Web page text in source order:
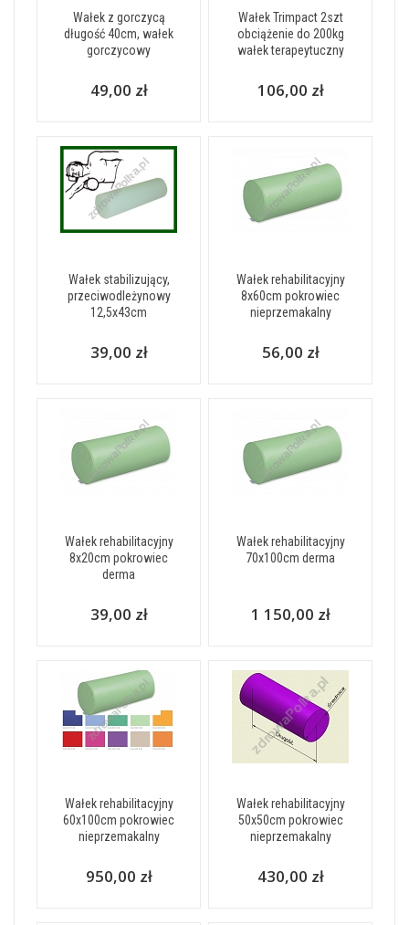
Wałek z gorczycą
długość 40cm, wałek
gorczycowy
49,00 zł
Wałek Trimpact 2szt
obciążenie do 200kg
wałek terapeytuczny
106,00 zł
Wałek stabilizujący,
przeciwodleżynowy
12,5x43cm
39,00 zł
Wałek rehabilitacyjny
8x60cm pokrowiec
nieprzemakalny
56,00 zł
Wałek rehabilitacyjny
8x20cm pokrowiec
derma
39,00 zł
Wałek rehabilitacyjny
70x100cm derma
1 150,00 zł
Wałek rehabilitacyjny
60x100cm pokrowiec
nieprzemakalny
950,00 zł
Wałek rehabilitacyjny
50x50cm pokrowiec
nieprzemakalny
430,00 zł